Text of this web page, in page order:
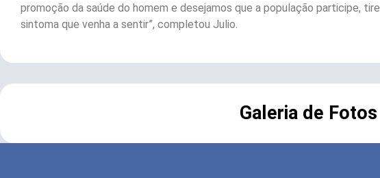
promoção da saúde do homem e desejamos que a população participe,
sintoma que venha a sentir”, completou Julio.
Galeria de Fotos